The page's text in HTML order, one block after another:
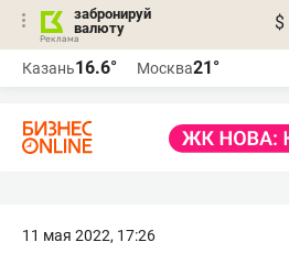
забронируй
валюту
$
Казань16.6° Москва21°
11 мая 2022, 17:26